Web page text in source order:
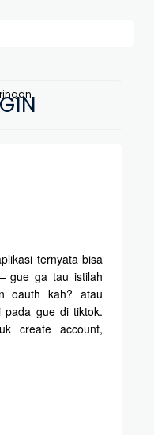
ternyata bisa
gue ga tau istilah
oauth kah? atau
pada gue di tiktok.
create account,